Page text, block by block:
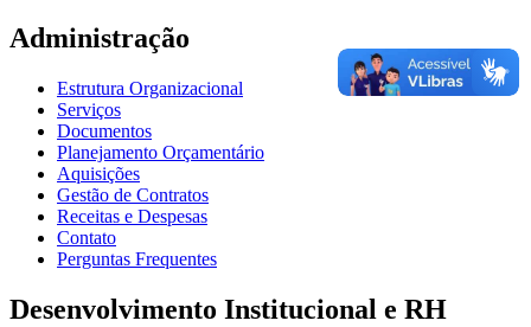
Administração
Estrutura Organizacional
Serviços
Documentos
Planejamento Orçamentário
Aquisições
Gestão de Contratos
Receitas e Despesas
Contato
Perguntas Frequentes
Desenvolvimento Institucional e RH